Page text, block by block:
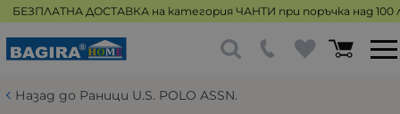
БЕЗПЛАТНА ДОСТАВКА на категория ЧАНТИ при поръчка над 100
Назад до Раници U.S. POLO ASSN.